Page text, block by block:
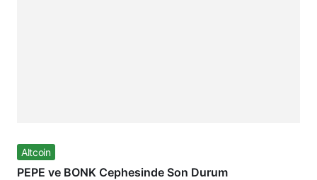
Altcoin
PEPE ve BONK Cephesinde Son Durum